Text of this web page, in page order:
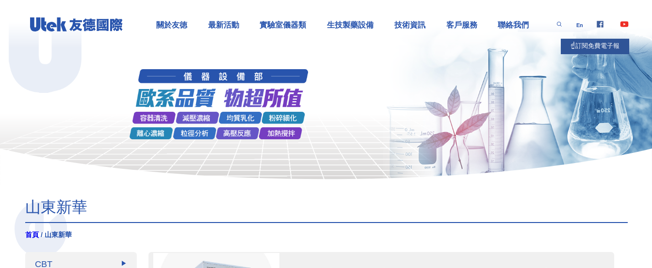
關於友徳 最新活動 實驗室儀器類 生技製藥設備 技術資訊 客戶服務 聯絡我們 En
☝️訂閱免費電子報
山東新華
首頁/ 山東新華
CBT ▶